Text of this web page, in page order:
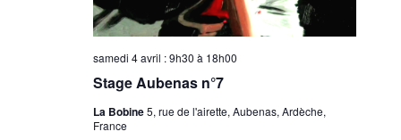
Stage Aubenas n°7
samedi 4 avril : 9h30 à 18h00
La Bobine5, rue de l'airette, Aubenas, Ardèche,
France